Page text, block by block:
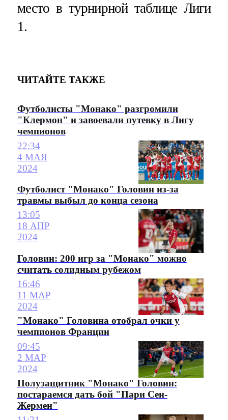
место в турнирной таблице Лиги
1.
ЧИТАЙТЕ ТАКЖЕ
Футболисты "Монако" разгромили
"Клермон" и завоевали путевку в Лигу
чемпионов
22:34
4 МАЯ
2024
Футболист "Монако" Головин из-за
травмы выбыл до конца сезона
13:05
18 АПР
2024
Головин: 200 игр за "Монако" можно
считать солидным рубежом
16:46
11 МАР
2024
"Монако" Головина отобрал очки у
чемпионов Франции
09:45
2 МАР
2024
Полузащитник "Монако" Головин:
постараемся дать бой "Пари Сен-
Жермен"